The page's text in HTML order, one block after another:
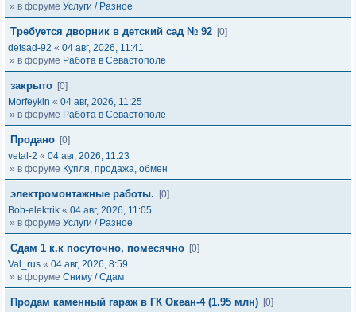
» в форуме Услуги / Разное
Требуется дворник в детский сад № 92 [0]
detsad-92 « 04 авг, 2026, 11:41
» в форуме Работа в Севастополе
закрыто [0]
Morfeykin « 04 авг, 2026, 11:25
» в форуме Работа в Севастополе
Продано [0]
vetal-2 « 04 авг, 2026, 11:23
» в форуме Купля, продажа, обмен
электромонтажные работы.
[0]
Bob-elektrik « 04 авг, 2026, 11:05
» в форуме Услуги / Разное
Сдам 1 к.к посуточно, помесячно [0]
Val_rus « 04 авг, 2026, 8:59
» в форуме Сниму / Сдам
Продам каменный гараж в ГК Океан-4 (1.95 млн) [0]